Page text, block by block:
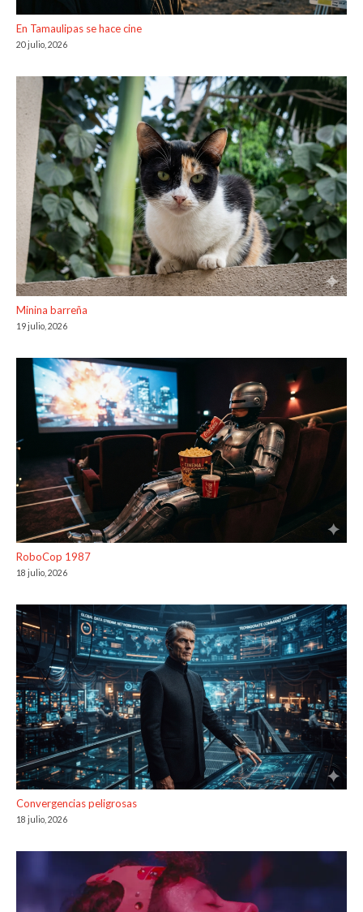
En Tamaulipas se hace cine
20 julio, 2026
Minina barreña
19 julio, 2026
RoboCop 1987
18 julio, 2026
Convergencias peligrosas
18 julio, 2026